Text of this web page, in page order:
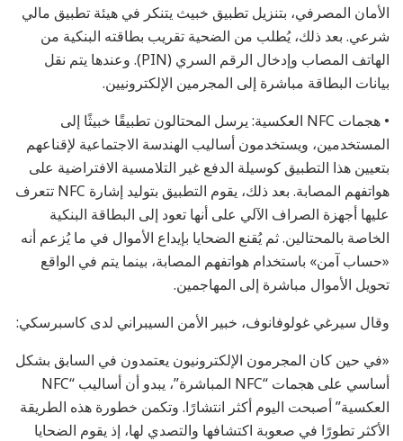
الأمان المصرفي، بتنزيل تطبيق خبيث يتنكر في هيئة تطبيق مالي
شرعي. بعد ذلك، يُطلب من الضحية تقريب بطاقته البنكية من
الهاتف المصاب وإدخال الرقم السري (PIN). وعندها يتم نقل
بيانات البطاقة مباشرة إلى المجرمين الإلكترونيين.
• هجمات NFC العكسية: يرسل المحتالون تطبيقًا خبيثًا إلى
المستخدمين، ويستخدمون أساليب الهندسة الاجتماعية لإقناعهم
بتعيين هذا التطبيق كوسيلة الدفع غير التلامسية الافتراضية على
هواتفهم المصابة. بعد ذلك، يقوم التطبيق بتوليد إشارة NFC تتعرف
عليها أجهزة الصراف الآلي على أنها تعود إلى البطاقة البنكية
الخاصة بالمحتالين. ثم يُقنع الضحايا بإيداع الأموال في ما يُزعم أنه
«حساب آمن» باستخدام هواتفهم المصابة، بينما يتم في الواقع
تحويل الأموال مباشرة إلى المهاجمين.
وقال سيرغي غولوفانوف، خبير الأمن السيبراني لدى كاسبرسكي:
«في حين كان المجرمون الإلكترونيون يعتمدون في السابق بشكل
أساسي على هجمات “NFC المباشرة”، يبدو أن أساليب “NFC
العكسية” أصبحت اليوم أكثر انتشارًا. وتكمن خطورة هذه الطريقة
الأكثر تطورًا في صعوبة اكتشافها والتصدي لها، إذ يقوم الضحايا